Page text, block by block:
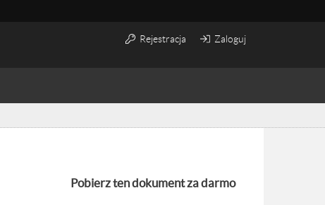
Rejestracja Zaloguj
Pobierz ten dokument za darmo